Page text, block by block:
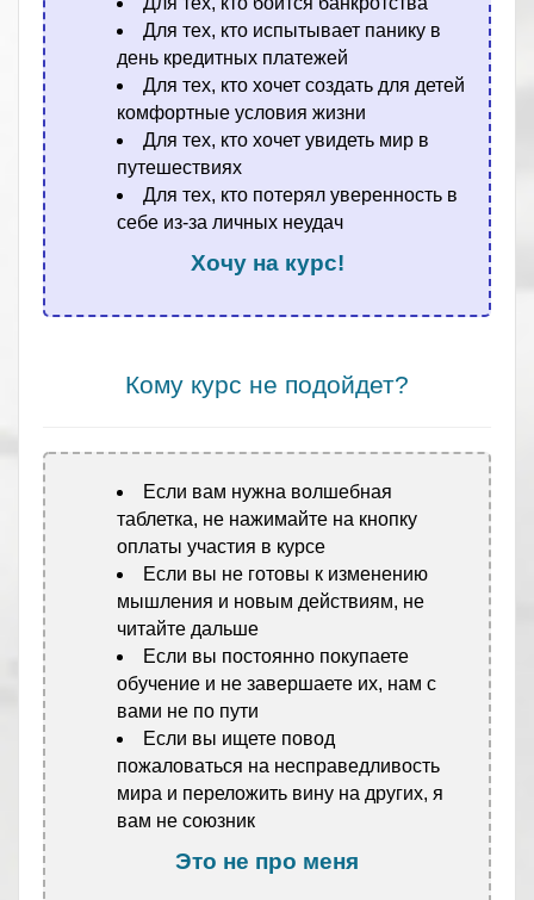
Для тех, кто испытывает панику в
день кредитных платежей
Для тех, кто хочет создать для детей
комфортные условия жизни
Для тех, кто хочет увидеть мир в
путешествиях
Для тех, кто потерял уверенность в
себе из-за личных неудач
Хочу на курс!
Кому курс не подойдет?
Если вам нужна волшебная
таблетка, не нажимайте на кнопку
оплаты участия в курсе
Если вы не готовы к изменению
мышления и новым действиям, не
читайте дальше
Если вы постоянно покупаете
обучение и не завершаете их, нам с
вами не по пути
Если вы ищете повод
пожаловаться на несправедливость
мира и переложить вину на других, я
вам не союзник
Это не про меня